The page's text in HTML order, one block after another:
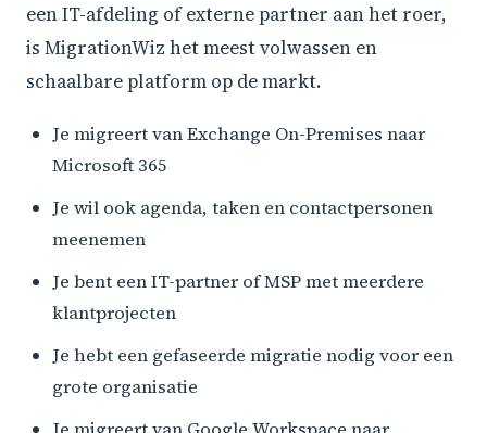
een IT-afdeling of externe partner aan het roer,
is MigrationWiz het meest volwassen en
schaalbare platform op de markt.
Je migreert van Exchange On-Premises naar
Microsoft 365
Je wil ook agenda, taken en contactpersonen
meenemen
Je bent een IT-partner of MSP met meerdere
klantprojecten
Je hebt een gefaseerde migratie nodig voor een
grote organisatie